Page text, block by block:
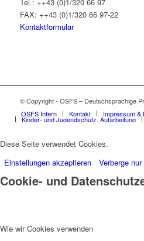
FAX: ++43 (0)1/320 66 97-22
Kontaktformular
© Copyright - OSFS – Deutschsprachige
OSFS Intern
Kontakt Impressum &
Kinder- und Jugendschutz, Aufarbeitung
Diese Seite verwendet Cookies.
Einstellungen akzeptieren
Verberge
Cookie- und
Wie wir Cookies verwenden